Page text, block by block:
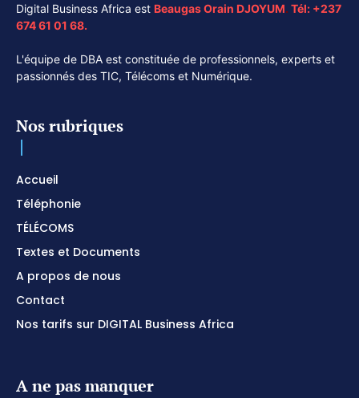
Digital Business Africa est Beaugas Orain DJOYUM. Tél: +237
674 61 01 68.
L'équipe de DBA est constituée de professionnels, experts et
passionnés des TIC, Télécoms et Numérique.
Nos rubriques
Accueil
Téléphonie
TÉLÉCOMS
Textes et Documents
A propos de nous
Contact
Nos tarifs sur DIGITAL Business Africa
A ne pas manquer